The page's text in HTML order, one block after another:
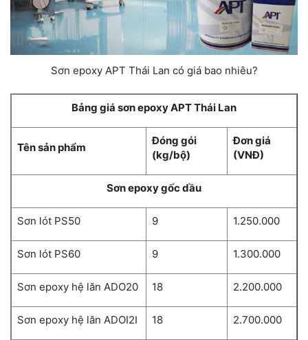
Sơn epoxy APT Thái Lan có giá bao nhiêu?
Bảng giá sơn epoxy APT Thái Lan
Tên sản phẩm
Đóng gói
(kg/bộ)
Đơn giá
(VNĐ)
Sơn epoxy gốc dầu
Sơn lót PS50 9 1.250.000
Sơn lót PS60 9 1.300.000
Sơn epoxy hệ lăn ADO20 18 2.200.000
Sơn epoxy hệ lăn ADOI2I 18 2.700.000